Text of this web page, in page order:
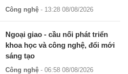
Công nghệ - 13:28 08/08/2026
Ngoại giao - cầu nối phát triển
khoa học và công nghệ, đổi mới
sáng tạo
Công nghệ - 06:58 08/08/2026